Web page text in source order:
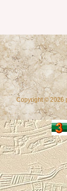
Copyright © 2026